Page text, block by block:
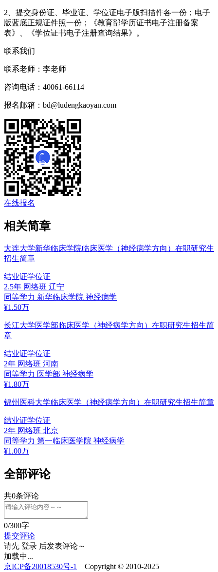
2、提交身份证、毕业证、学位证电子版扫描件各一份；电子
版蓝底正规证件照一份；《教育部学历证书电子注册备案
表》、《学位证书电子注册查询结果》。
联系我们
联系老师： 李老师
咨询电话： 40061-66114
报名邮箱： bd@ludengkaoyan.com
在线报名
相关简章
大连大学新华临床学院临床医学（神经病学方向）在职研究生
招生简章
结业证学位证
2.5年 网络班 辽宁
同等学力 新华临床学院 神经病学
¥1.50万
长江大学医学部临床医学（神经病学方向）在职研究生招生简
章
结业证学位证
2年 网络班 河南
同等学力 医学部 神经病学
¥1.80万
锦州医科大学临床医学（神经病学方向）在职研究生招生简章
结业证学位证
2年 网络班 北京
同等学力 第一临床医学院 神经病学
¥1.00万
全部评论
共0条评论
0/300字
提交评论
请先 登录 后发表评论～
加载中...
京ICP备20018530号-1 Copyright © 2010-2025